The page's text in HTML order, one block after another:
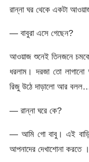
রান্না ঘর থেকে একটা
— বাবুরা এসে গেছেন?
আওয়াজ শুনেই তিনজনে
ধরলাম। দরজা তো
রিজু উঠে দাড়ালো আর
— রান্না ঘরে কে?
— আমি গো বাবু। এই
আপনাদের দেখাশোনা করতে ।